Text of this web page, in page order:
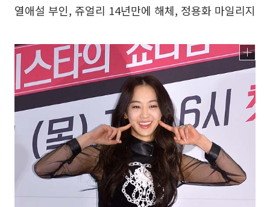
열애설 부인, 쥬얼리 14년만에 해체, 정용화 마일리지